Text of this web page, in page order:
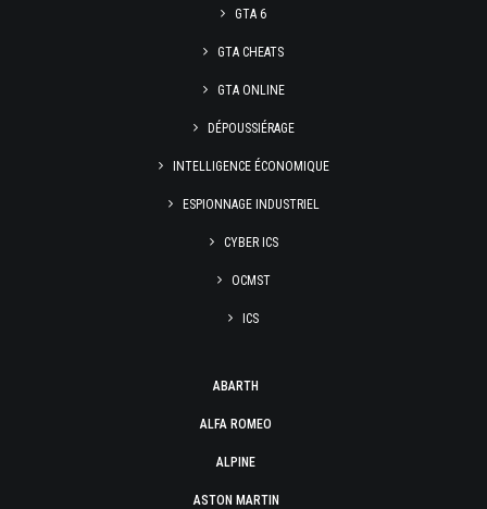
GTA 6
GTA CHEATS
GTA ONLINE
DÉPOUSSIÉRAGE
INTELLIGENCE ÉCONOMIQUE
ESPIONNAGE INDUSTRIEL
CYBER ICS
OCMST
ICS
ABARTH
ALFA ROMEO
ALPINE
ASTON MARTIN